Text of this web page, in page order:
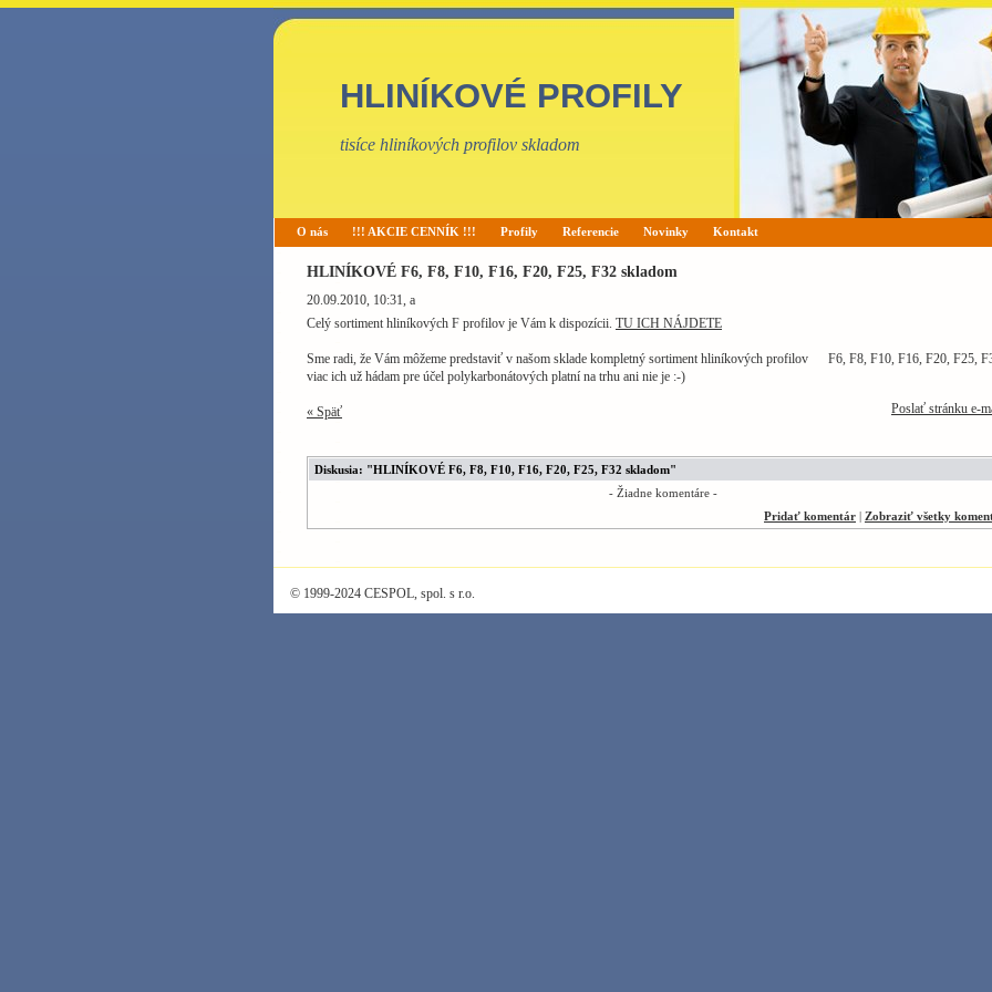
HLINÍKOVÉ PROFILY
tisíce hliníkových profilov skladom
O nás !!! AKCIE CENNÍK !!! Profily Referencie Novinky Kontakt
HLINÍKOVÉ F6, F8, F10, F16, F20, F25, F32 skladom
20.09.2010, 10:31, a
Celý sortiment hliníkových F profilov je Vám k dispozícii. TU ICH NÁJDETE
Sme radi, že Vám môžeme predstaviť v našom sklade kompletný sortiment hliníkových profilov F6, F8, F10, F16, F20, F25,
viac ich už hádam pre účel polykarbonátových platní na trhu ani nie je :-)
« Späť Poslať stránku e-
Diskusia: "HLINÍKOVÉ F6, F8, F10, F16, F20, F25, F32 skladom"
- Žiadne komentáre -
Pridať komentár | Zobraziť všetky
© 1999-2024 CESPOL, spol. s r.o.